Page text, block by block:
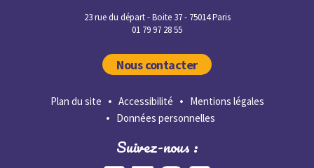
23 rue du départ - Boite 37 - 75014 Paris
01 79 97 28 55
Nous contacter
Plan du site Accessibilité
Mentions légales
Données personnelles
Suivez-nous :